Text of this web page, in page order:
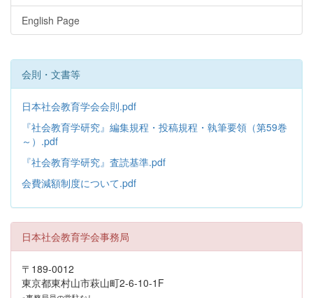
English Page
会則・文書等
日本社会教育学会会則.pdf
『社会教育学研究』編集規程・投稿規程・執筆要領（第59巻
～）.pdf
『社会教育学研究』査読基準.pdf
会費減額制度について.pdf
日本社会教育学会事務局
〒189-0012
東京都東村山市萩山町2-6-10-1F